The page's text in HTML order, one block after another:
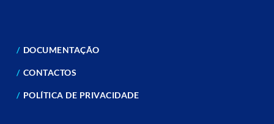
DOCUMENTAÇÃO
CONTACTOS
POLÍTICA DE PRIVACIDADE